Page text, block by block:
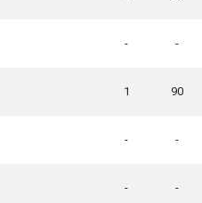
- -
1 90
- -
- -